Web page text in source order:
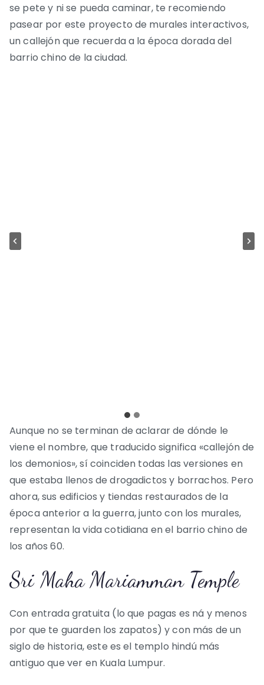
se pete y ni se pueda caminar, te recomiendo
pasear por este proyecto de murales interactivos,
un callejón que recuerda a la época dorada del
barrio chino de la ciudad.
Aunque no se terminan de aclarar de dónde le
viene el nombre, que traducido significa «callejón de
los demonios», sí coinciden todas las versiones en
que estaba llenos de drogadictos y borrachos. Pero
ahora, sus edificios y tiendas restaurados de la
época anterior a la guerra, junto con los murales,
representan la vida cotidiana en el barrio chino de
los años 60.
Sri Maha Mariamman Temple
Con entrada gratuita (lo que pagas es ná y menos
por que te guarden los zapatos) y con más de un
siglo de historia, este es el templo hindú más
antiguo que ver en Kuala Lumpur.